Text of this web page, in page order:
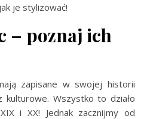
je stylizować!
– poznaj ich
zapisane w swojej historii
kulturowe. Wszystko to działo
i XX! Jednak zacznijmy od